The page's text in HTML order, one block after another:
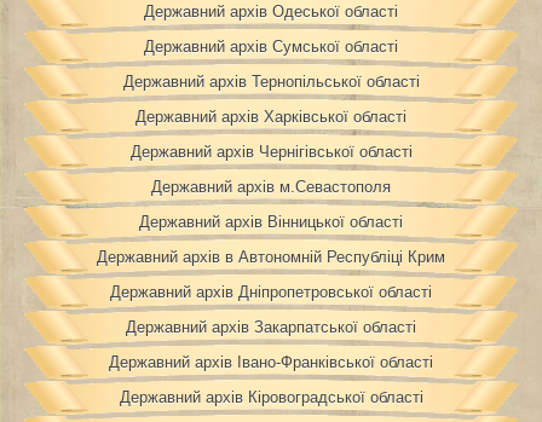
Державний архів Одеської області
Державний архів Сумської області
Державний архів Тернопільської області
Державний архів Харківської області
Державний архів Чернігівської області
Державний архів м.Севастополя
Державний архів Вінницької області
Державний архів в Автономній Республіці Крим
Державний архів Дніпропетровської області
Державний архів Закарпатської області
Державний архів Івано-Франківської області
Державний архів Кіровоградської області